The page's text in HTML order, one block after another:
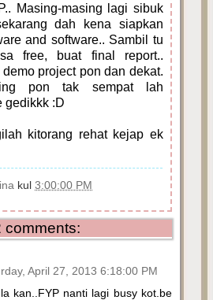
Masing-masing lagi sibuk
dah kena siapkan
and software.. Sambil tu
free, buat final report..
project pon dan dekat.
pon tak sempat lah
gedikkk :D
kitorang rehat kejap ek
kul3:00:00 PM
comments:
April 27, 2013 6:18:00 PM
kan..FYP nanti lagi busy kot.be